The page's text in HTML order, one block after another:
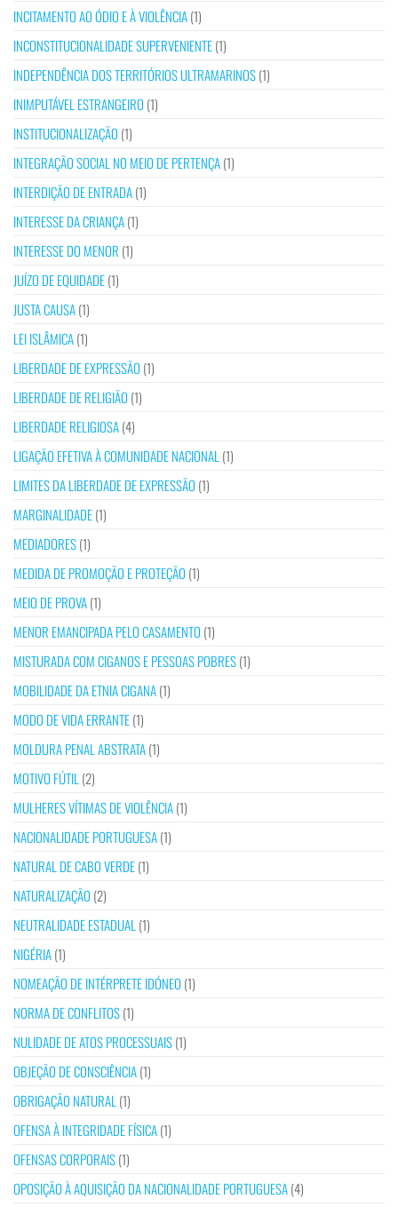
INCITAMENTO AO ÓDIO E À VIOLÊNCIA(1)
INCONSTITUCIONALIDADE SUPERVENIENTE(1)
INDEPENDÊNCIA DOS TERRITÓRIOS ULTRAMARINOS(1)
INIMPUTÁVEL ESTRANGEIRO (1)
INSTITUCIONALIZAÇÃO (1)
INTEGRAÇÃO SOCIAL NO MEIO DE PERTENÇA(1)
INTERDIÇÃO DE ENTRADA(1)
INTERESSE DA CRIANÇA(1)
INTERESSE DO MENOR (1)
JUÍZO DE EQUIDADE(1)
JUSTA CAUSA(1)
LEI ISLÂMICA(1)
LIBERDADE DE EXPRESSÃO (1)
LIBERDADE DE RELIGIÃO (1)
LIBERDADE RELIGIOSA(4)
LIGAÇÃO EFETIVA À COMUNIDADE NACIONAL (1)
LIMITES DA LIBERDADE DE EXPRESSÃO (1)
MARGINALIDADE(1)
MEDIADORES(1)
MEDIDA DE PROMOÇÃO E PROTEÇÃO (1)
MEIO DE PROVA(1)
MENOR EMANCIPADA PELO CASAMENTO (1)
MISTURADA COM CIGANOS E PESSOAS POBRES(1)
MOBILIDADE DA ETNIA CIGANA(1)
MODO DE VIDA ERRANTE(1)
MOLDURA PENAL ABSTRATA(1)
MOTIVO FÚTIL (2)
MULHERES VÍTIMAS DE VIOLÊNCIA(1)
NACIONALIDADE PORTUGUESA(1)
NATURAL DE CABO VERDE(1)
NATURALIZAÇÃO (2)
NEUTRALIDADE ESTADUAL (1)
NIGÉRIA(1)
NOMEAÇÃO DE INTÉRPRETE IDÓNEO (1)
NORMA DE CONFLITOS(1)
NULIDADE DE ATOS PROCESSUAIS(1)
OBJEÇÃO DE CONSCIÊNCIA(1)
OBRIGAÇÃO NATURAL (1)
OFENSA À INTEGRIDADE FÍSICA(1)
OFENSAS CORPORAIS(1)
OPOSIÇÃO À AQUISIÇÃO DA NACIONALIDADE PORTUGUESA(4)